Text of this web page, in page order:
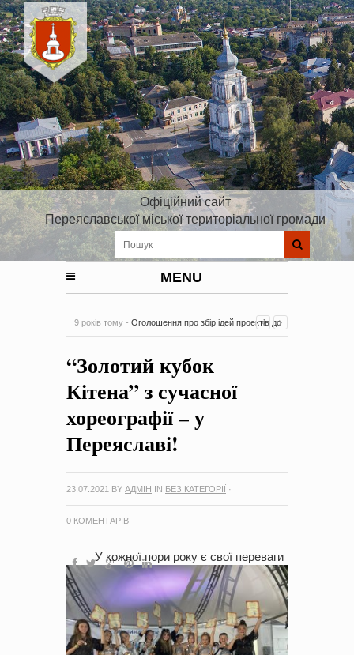
Офіційний сайт
Переяславської міської територіальної громади
MENU
9 років тому - Оголошення про збір ідей проектів до
на період 2018 – 2020 роки Оголошення про збір ідей
“Золотий кубок
Кітена” з сучасної
хореографії – у
Переяславі!
23.07.2021 BY АДМІН IN БЕЗ КАТЕГОРІЇ ·
0 КОМЕНТАРІВ
У кожної пори року є свої переваги